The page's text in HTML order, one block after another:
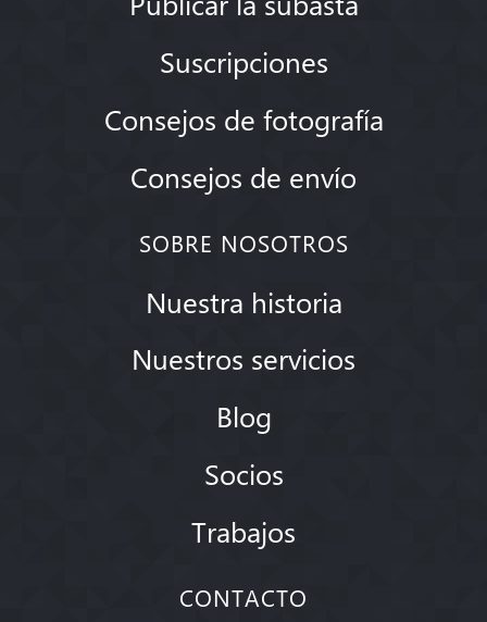
Suscripciones
Consejos de fotografía
Consejos de envío
SOBRE NOSOTROS
Nuestra historia
Nuestros servicios
Blog
Socios
Trabajos
CONTACTO